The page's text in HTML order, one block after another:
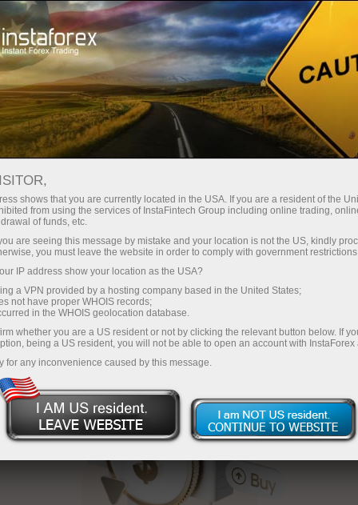
InstaForex
กับ InstaForex คุณจะได้รับเงื่อนไขที่
สูงสุด 1:5000 สเปรดและค่า
คอมมิชชั่นที่ดีที่สุดในตลาด รวมถึง
เงื่อนไขที่เหมาะสมสำหรับการเทรด
หุ้นและดัชนี
InstaForex ทุกคนสามารถรับโบนัส
สูงสุด 30% จากยอดฝาก และใช้
ประโยชน์จากโปรโมชั่นและข้อเสนอ
พิเศษอื่น ๆ
ความเร็วในสนามแข่งและความเร็ว
สเปรดต่ำมาก — กำไรสูง
โบนัส 30%
สำหรับทุกการฝาก
ความเร็ว
ในการเทรดและบนทางหลวง
แจ็กพอตของขวัญส่วนตัวของคุณ
ฝากเงินจำนวน $333 — เลือกของขวัญมูลค่าสูงสุด
$1,500
เทรดแบบไร้ความเสี่ยง — เรารับประกัน
กำไรของคุณ
shows that you are currently located in the USA. If you are a resident of the
from using the services of InstaFintech Group including online trading,
of funds, etc.
are seeing this message by mistake and your location is not the US, kindly
you must leave the website in order to comply with government
IP address show your location as the USA?
a VPN provided by a hosting company based in the United States;
not have proper WHOIS records;
in the WHOIS geolocation database.
whether you are a US resident or not by clicking the relevant button below. If
being a US resident, you will not be able to open an account with InstaForex
for any inconvenience caused by this message.